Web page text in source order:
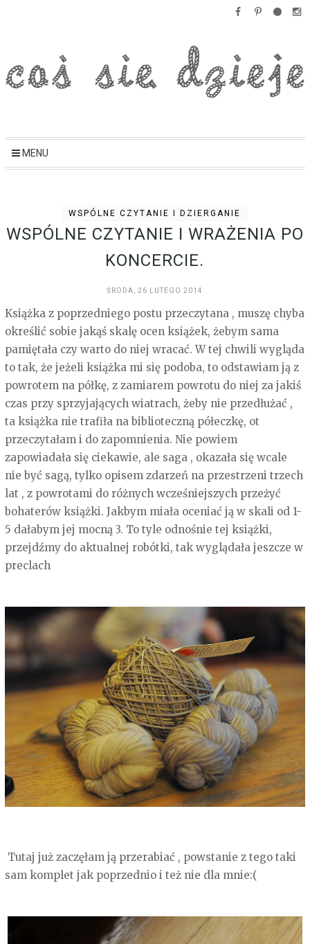
MENU
WSPÓLNE CZYTANIE I DZIERGANIE
WSPÓLNE CZYTANIE I WRAŻENIA PO
KONCERCIE.
ŚRODA, 26 LUTEGO 2014
Książka z poprzedniego postu przeczytana , muszę chyba
określić sobie jakąś skalę ocen książek, żebym sama
pamiętała czy warto do niej wracać. W tej chwili wygląda
to tak, że jeżeli książka mi się podoba, to odstawiam ją z
powrotem na półkę, z zamiarem powrotu do niej za jakiś
czas przy sprzyjających wiatrach, żeby nie przedłużać ,
ta książka nie trafiła na biblioteczną półeczkę, ot
przeczytałam i do zapomnienia. Nie powiem
zapowiadała się ciekawie, ale saga , okazała się wcale
nie być sagą, tylko opisem zdarzeń na przestrzeni trzech
lat , z powrotami do różnych wcześniejszych przeżyć
bohaterów książki. Jakbym miała oceniać ją w skali od 1-
5 dałabym jej mocną 3. To tyle odnośnie tej książki,
przejdźmy do aktualnej robótki, tak wyglądała jeszcze w
preclach
Tutaj już zaczęłam ją przerabiać , powstanie z tego taki
sam komplet jak poprzednio i też nie dla mnie:(